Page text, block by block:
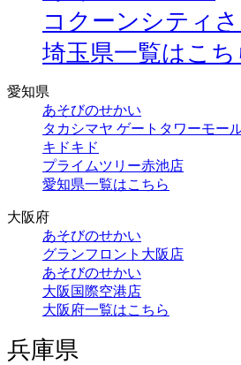
コクーンシティ
埼玉県一覧はこち
愛知県
あそびのせかい
タカシマヤ ゲートタワーモー
キドキド
プライムツリー赤池店
愛知県一覧はこちら
大阪府
あそびのせかい
グランフロント大阪店
あそびのせかい
大阪国際空港店
大阪府一覧はこちら
兵庫県